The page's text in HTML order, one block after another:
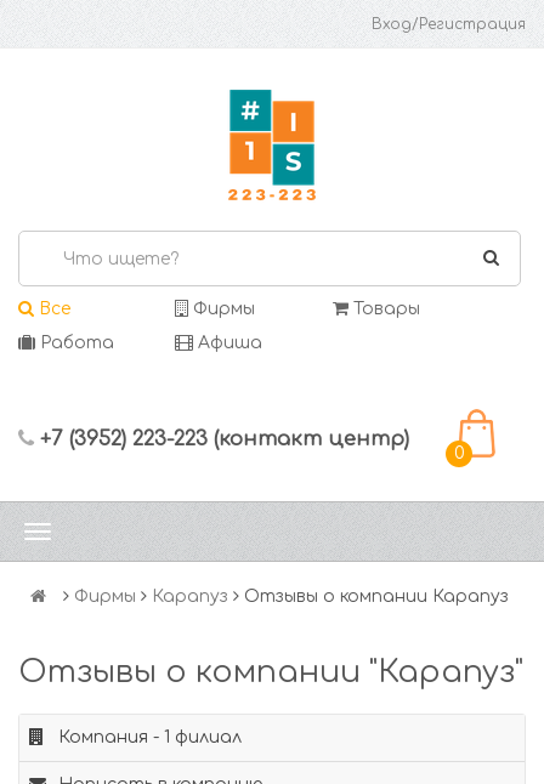
Вход/Регистрация
Все Фирмы
Товары
Работа
Афиша
+7 (3952) 223-223 (контакт центр)
0
Фирмы Карапуз Отзывы о компании Карапуз
Отзывы о компании "Карапуз"
Компания - 1 филиал